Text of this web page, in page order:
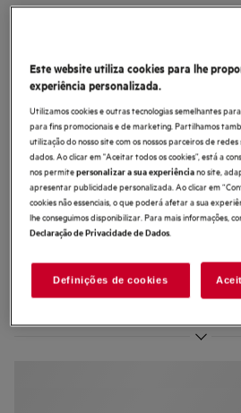
GI8700A2PN
Máquina de lavar
encastrar Série 8000
CleaningPerformance
talheres
4 (3)
XXL: maior capacidade. Instala-se sob uma
XXL Max: mais 5 cm úteis. Coloque a loiça de
esforço.
Este website utiliza cookies para lhe
experiência personalizada.
Utilizamos cookies e outras tecnologias semelhantes
para fins promocionais e de marketing. Partilhamos
utilização do nosso site com os nossos parceiros de
dados. Ao clicar em "Aceitar todos os cookies”, está a
nos permitepersonalizar a sua experiênciano site,
apresentar publicidade personalizada. Ao clicar em
cookies não essenciais, o que poderá afetar a sua
lhe conseguimos disponibilizar. Para mais informações,
Declaração de Privacidade de Dados.
Definições de cookies